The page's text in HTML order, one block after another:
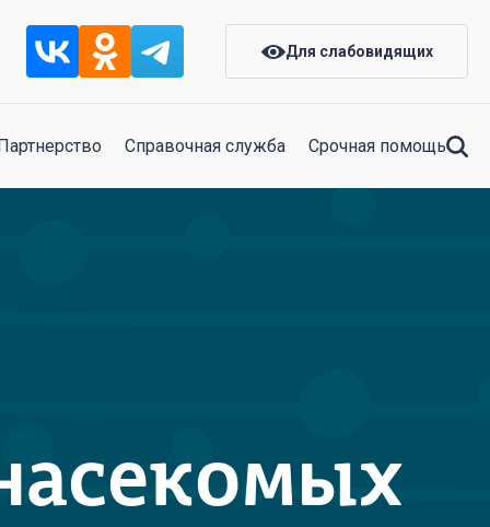
Для слабовидящих
Справочная служба Срочная помощь